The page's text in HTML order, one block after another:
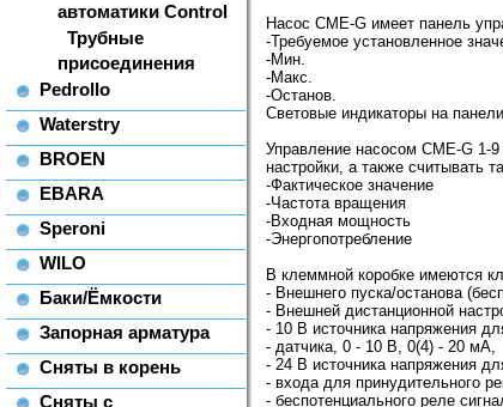
автоматики Control
Трубные
присоединения
Pedrollo
Waterstry
BROEN
EBARA
Speroni
WILO
Баки/Ёмкости
Запорная арматура
Сняты в корень
Сняты с
Насос CME-G имеет панель
-Требуемое установленное
-Мин.
-Макс.
-Останов.
Световые индикаторы на
Управление насосом CME-G 1-
настройки, а также считывать
-Фактическое значение
-Частота вращения
-Входная мощность
-Энергопотребление
В клеммной коробке имеются
- Внешнего пуска/останова
- Внешней дистанционной
- 10 В источника напряжения
- датчика, 0 - 10 В, 0(4) - 20 мА,
- 24 В источника напряжения
- входа для принудительного
- беспотенциального реле